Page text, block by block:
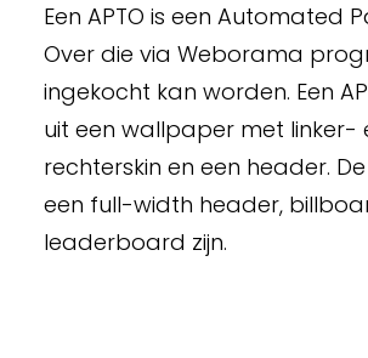
Een APTO is een Automated
Over die via Weborama
ingekocht kan worden. Een
uit een wallpaper met linker-
rechterskin en een header.
een full-width header,
leaderboard zijn.